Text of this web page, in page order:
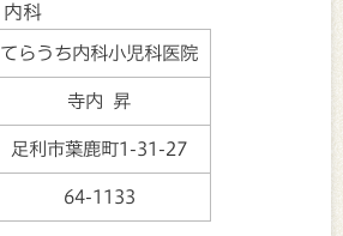
内科
てらうち内科小児科医院
寺内 昇
足利市葉鹿町1-31-27
64-1133